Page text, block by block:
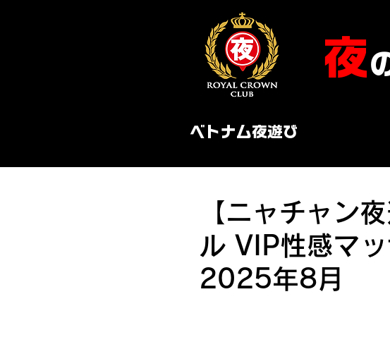
​夜
ベトナム夜遊び
【ニャチャン
ル VIP性感マ
2025年8月